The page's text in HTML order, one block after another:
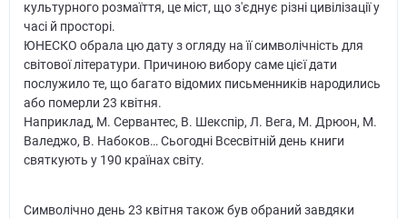
культурного розмаїття, це міст, що з'єднує різні цивілізації у
часі й просторі.
ЮНЕСКО обрала цю дату з огляду на її символічність для
світової літератури. Причиною вибору саме цієї дати
послужило те, що багато відомих письменників народились
або померли 23 квітня.
Наприклад, М. Сервантес, В. Шекспір, Л. Вега, М. Дрюон, М.
Валеджо, В. Набоков… Сьогодні Всесвітній день книги
святкують у 190 країнах світу.
Символічно день 23 квітня також був обраний завдяки